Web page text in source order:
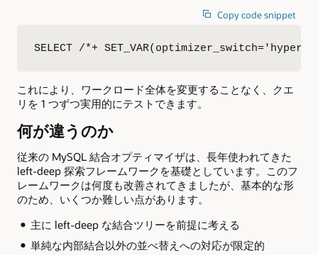
Copy code snippet
SELECT /*+
これにより、ワークロード全体を変更することなく、クエ
リを 1 つずつ実用的にテストできます。
何が違うのか
従来の MySQL 結合オプティマイザは、長年使われてきた
left-deep 探索フレームワークを基礎としています。このフ
レームワークは何度も改善されてきましたが、基本的な形
のため、いくつか難しい点があります。
主に left-deep な結合ツリーを前提に考える
単純な内部結合以外の並べ替えへの対応が限定的